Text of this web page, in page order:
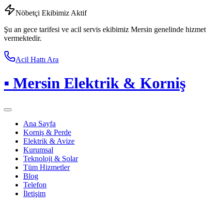
Nöbetçi Ekibimiz Aktif
Şu an gece tarifesi ve acil servis ekibimiz Mersin genelinde hizmet
vermektedir.
Acil Hattı Ara
▪ Mersin Elektrik & Korniş
Ana Sayfa
Korniş & Perde
Elektrik & Avize
Kurumsal
Teknoloji & Solar
Tüm Hizmetler
Blog
Telefon
İletişim